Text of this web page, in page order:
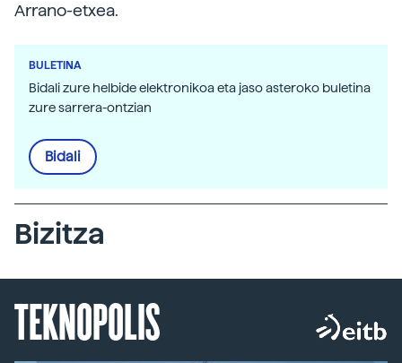
Arrano-etxea.
BULETINA
Bidali zure helbide elektronikoa eta jaso asteroko buletina
zure sarrera-ontzian
Bidali
Bizitza
TEKNOPOLIS